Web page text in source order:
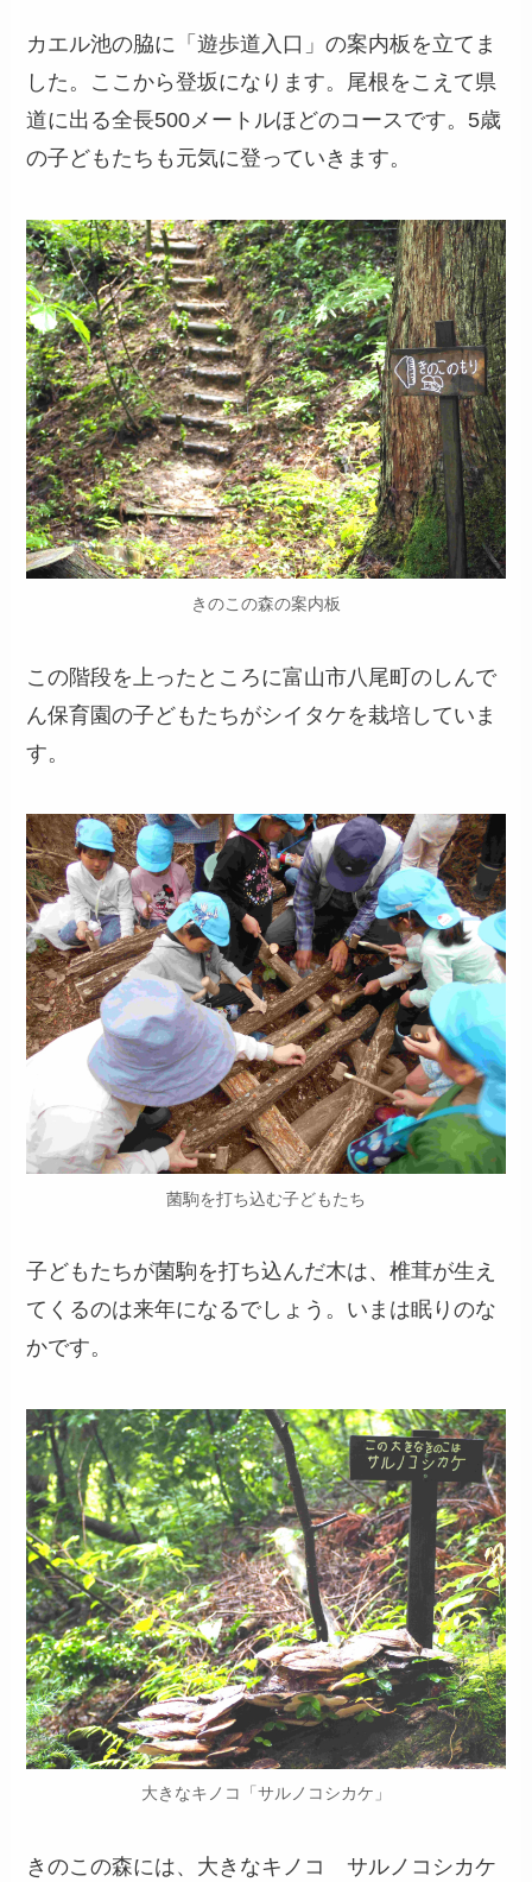
カエル池の脇に「遊歩道入口」の案内板を立てま
した。ここから登坂になります。尾根をこえて県
道に出る全長500メートルほどのコースです。5歳
の子どもたちも元気に登っていきます。
きのこの森の案内板
この階段を上ったところに富山市八尾町のしんで
ん保育園の子どもたちがシイタケを栽培していま
す。
菌駒を打ち込む子どもたち
子どもたちが菌駒を打ち込んだ木は、椎茸が生え
てくるのは来年になるでしょう。いまは眠りのな
かです。
大きなキノコ「サルノコシカケ」
きのこの森には、大きなキノコ サルノコシカケ